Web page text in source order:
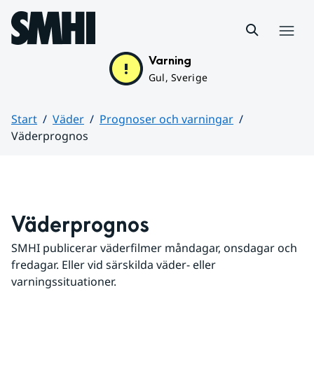
Hoppa till sidans innehåll
Varning
Gul, Sverige
Start Väder
Prognoser och varningar
Väderprognos
Väderprognos
SMHI publicerar väderfilmer måndagar, onsdagar och
fredagar. Eller vid särskilda väder- eller
varningssituationer.